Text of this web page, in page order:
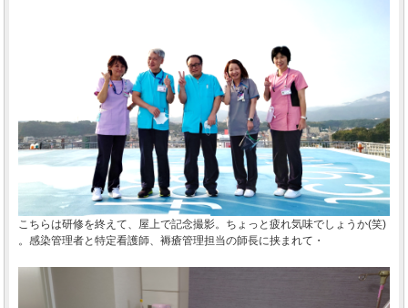
こちらは研修を終えて、屋上で記念撮影。ちょっと疲れ気味でしょうか(笑)
。感染管理者と特定看護師、褥瘡管理担当の師長に挟まれて・